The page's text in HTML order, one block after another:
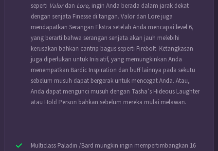
seperti Valordan Lore, ingin Anda berada dalam jarak dekat
dengan senjata Finesse di tangan. Valor dan Lore juga
mendapatkan Serangan Ekstra setelah Anda mencapai level 6,
yang berarti bahwa serangan senjata akan jauh melebihi
kerusakan bahkan cantrip bagus seperti Firebolt. Ketangkasan
juga diperlukan untuk Inisiatif, yang memungkinkan Anda
menempatkan Bardic Inspiration dan buff lainnya pada sekutu
sebelum musuh dapat bergerak untuk mencegat Anda. Atau,
Anda dapat mengunci musuh dengan Tasha’s Hideous Laughter
atau Hold Person bahkan sebelum mereka mulai melawan.
Multiclass Paladin /Bard mungkin ingin mempertimbangkan 16